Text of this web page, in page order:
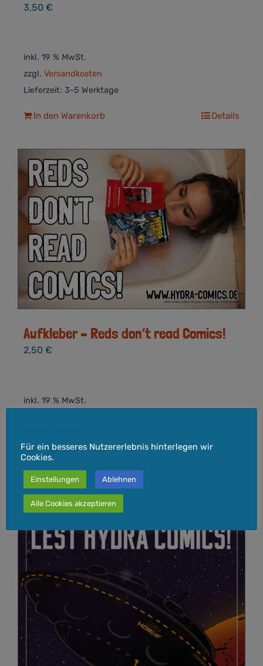
3,50 €
inkl. 19 % MwSt.
zzgl. Versandkosten
Lieferzeit: 3-5 Werktage
In den Warenkorb Details
Aufkleber – Reds don’t read Comics!
2,50 €
inkl. 19 % MwSt.
In den Warenkorb
Für ein besseres Nutzererlebnis hinterlegen wir
Cookies.
Einstellungen Ablehnen
Alle Cookies akzeptieren